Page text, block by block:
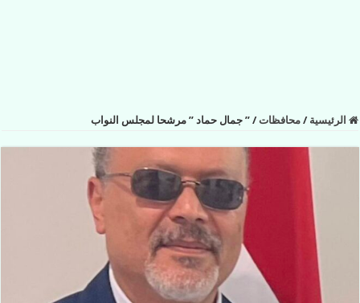
الرئيسية / محافظات / ” جمال حماد ” مرشحا لمجلس النواب